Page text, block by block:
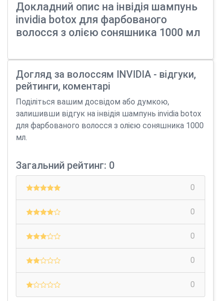
Докладний опис на інвідія шампунь
invidia botox для фарбованого
волосся з олією соняшника 1000 мл
Догляд за волоссям INVIDIA - відгуки,
рейтинги, коментарі
Поділіться вашим досвідом або думкою,
залишивши відгук на інвідія шампунь invidia botox
для фарбованого волосся з олією соняшника 1000
мл.
Загальний рейтинг: 0
0
0
0
0
0